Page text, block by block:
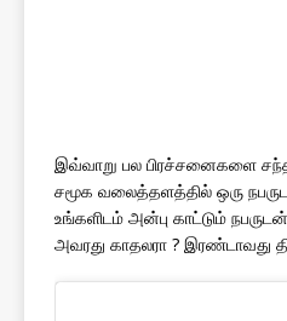
இவ்வாறு பல பிரச்சனைகளை
சமூக வலைத்தளத்தில் ஒரு
உங்களிடம் அன்பு காட்டும்
அவரது காதலரா ? இரண்டாவது